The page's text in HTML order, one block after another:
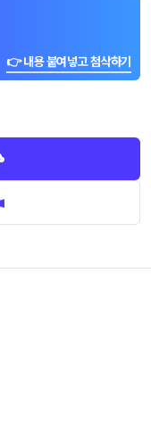
👉 내용 붙여넣고 첨삭하기